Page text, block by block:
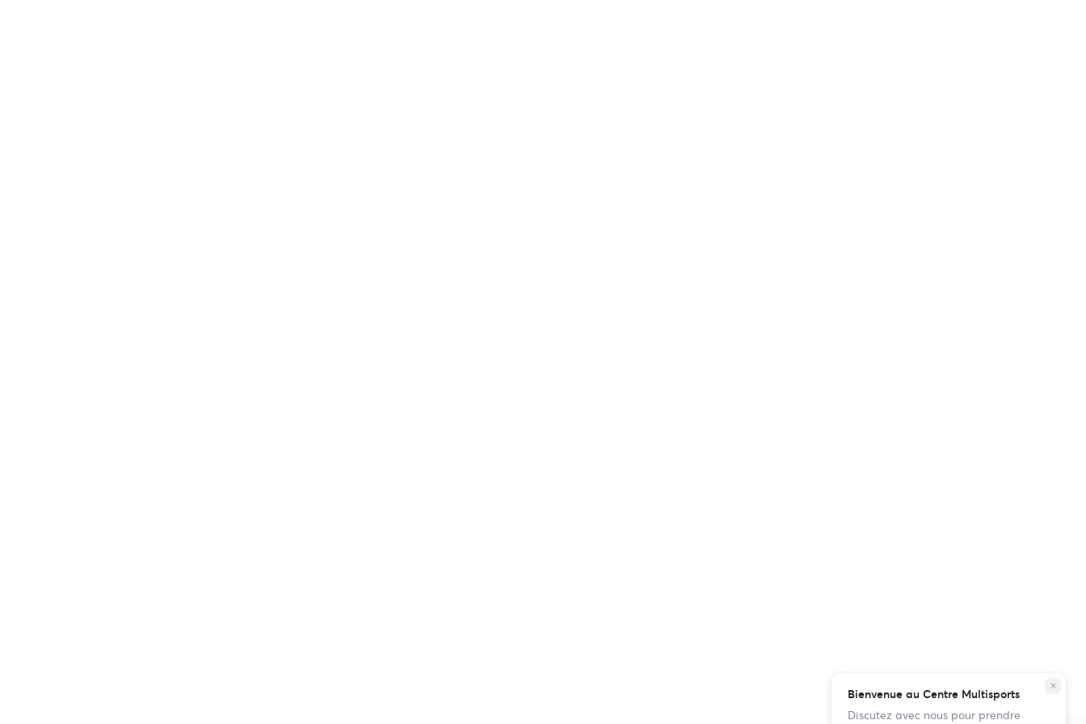
close
Bienvenue au Centre Multisports
Discutez avec nous pour prendre